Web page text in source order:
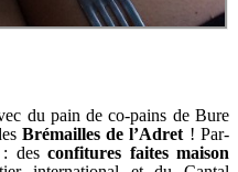
du pain de co-pains de Bure
Brémailles de l’Adret ! Par-
des confitures faites maison